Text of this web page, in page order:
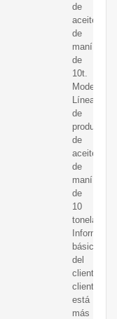
de
aceite
de
maní
de
10t.
Modelo:
Línea
de
producción
de
aceite
de
maní
de
10
toneladas
básica
del
cliente
está
más